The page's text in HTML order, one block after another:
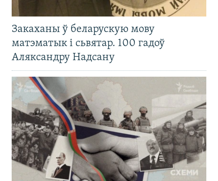
Закаханы ў беларускую мову
матэматык і сьвятар. 100 гадоў
Аляксандру Надсану